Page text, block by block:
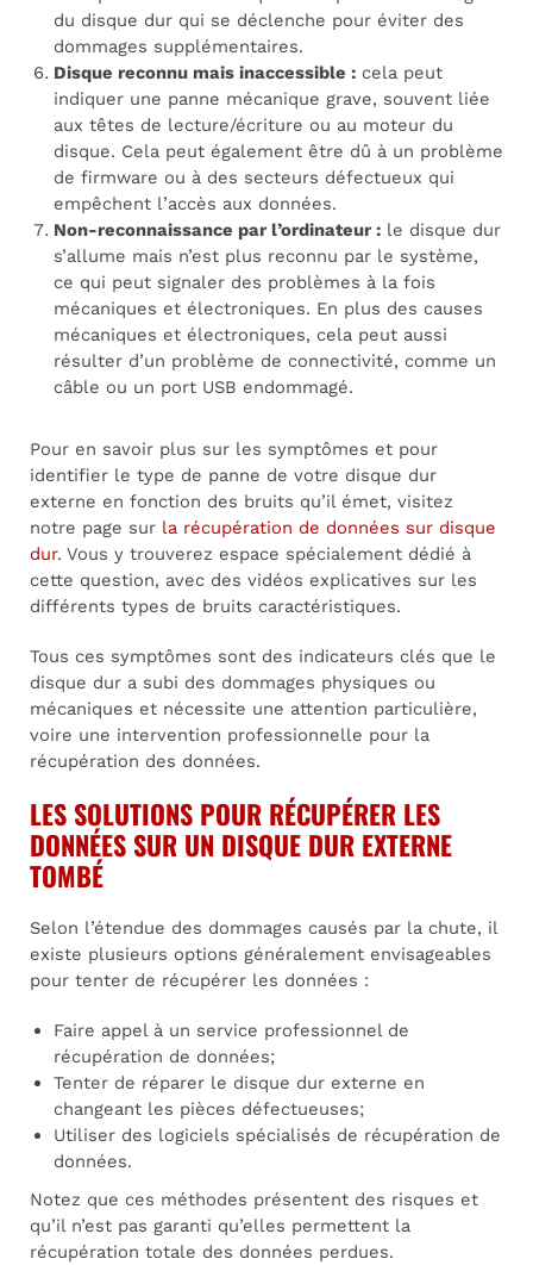
du disque dur qui se déclenche pour éviter des
dommages supplémentaires.
Disque reconnu mais inaccessible : cela peut
indiquer une panne mécanique grave, souvent liée
aux têtes de lecture/écriture ou au moteur du
disque. Cela peut également être dû à un problème
de firmware ou à des secteurs défectueux qui
empêchent l’accès aux données.
Non-reconnaissance par l’ordinateur : le disque dur
s’allume mais n’est plus reconnu par le système,
ce qui peut signaler des problèmes à la fois
mécaniques et électroniques. En plus des causes
mécaniques et électroniques, cela peut aussi
résulter d’un problème de connectivité, comme un
câble ou un port USB endommagé.
Pour en savoir plus sur les symptômes et pour
identifier le type de panne de votre disque dur
externe en fonction des bruits qu’il émet, visitez
notre page sur la récupération de données sur disque
dur. Vous y trouverez espace spécialement dédié à
cette question, avec des vidéos explicatives sur les
différents types de bruits caractéristiques.
Tous ces symptômes sont des indicateurs clés que le
disque dur a subi des dommages physiques ou
mécaniques et nécessite une attention particulière,
voire une intervention professionnelle pour la
récupération des données.
LES SOLUTIONS POUR RÉCUPÉRER LES
DONNÉES SUR UN DISQUE DUR EXTERNE
TOMBÉ
Selon l’étendue des dommages causés par la chute, il
existe plusieurs options généralement envisageables
pour tenter de récupérer les données :
Faire appel à un service professionnel de
récupération de données;
Tenter de réparer le disque dur externe en
changeant les pièces défectueuses;
Utiliser des logiciels spécialisés de récupération de
données.
Notez que ces méthodes présentent des risques et
qu’il n’est pas garanti qu’elles permettent la
récupération totale des données perdues.